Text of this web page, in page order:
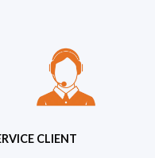
CLIENT